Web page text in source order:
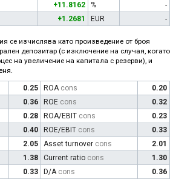
+11.8162 %
-
+1.2681 EUR -
се изчислява като произведение от броя
депозитар (с изключение на случая, когато
на увеличение на капитала с резерви), и
0.25 ROA cons
0.20
0.36 ROE cons
0.32
0.28 ROA/EBIT cons
0.23
0.40 ROE/EBIT cons
0.33
2.05 Asset turnover cons
2.01
1.38 Current ratio cons
1.30
0.33 D/A cons 0.36